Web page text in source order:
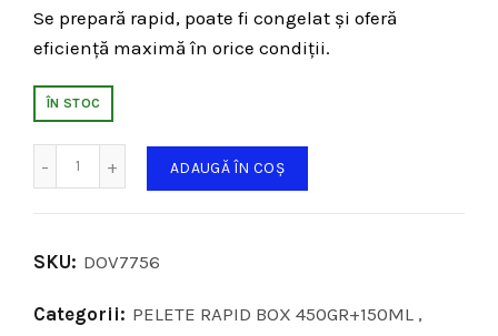
Se prepară rapid, poate fi congelat și oferă
eficiență maximă în orice condiții.
ÎN STOC
ADAUGĂ ÎN COȘ
SKU: DOV7756
Categorii: PELETE RAPID BOX 450GR+150ML ,